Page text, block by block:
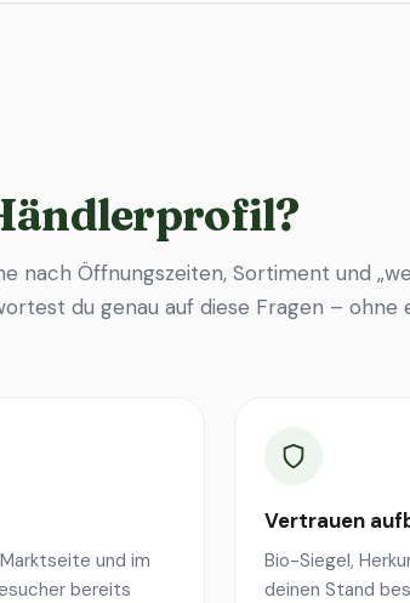
nach Öffnungszeiten, Sortiment und
du genau auf diese Fragen – ohne
und im
bereits
Vertrauen
Bio-Siegel,
deinen Stand